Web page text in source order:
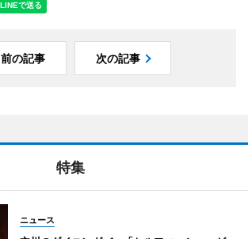
前の記事 次の記事
特集
ニュース